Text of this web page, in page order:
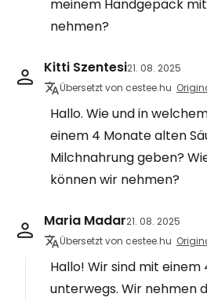
meinem Handgepäck
nehmen?
Kitti Szentesi21. 08. 2025
Übersetzt von cestee.hu
Hallo. Wie und in
einem 4 Monate alten
Milchnahrung geben?
können wir nehmen?
Maria Madar21. 08. 2025
Übersetzt von cestee.hu
Hallo! Wir sind mit
unterwegs. Wir nehmen